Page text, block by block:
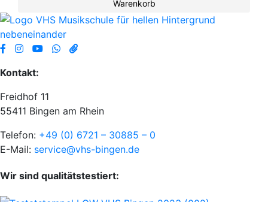
Warenkorb
Kontakt:
Freidhof 11
55411 Bingen am Rhein
Telefon: +49 (0) 6721 – 30885 – 0
E-Mail: service@vhs-bingen.de
Wir sind qualitätstestiert: